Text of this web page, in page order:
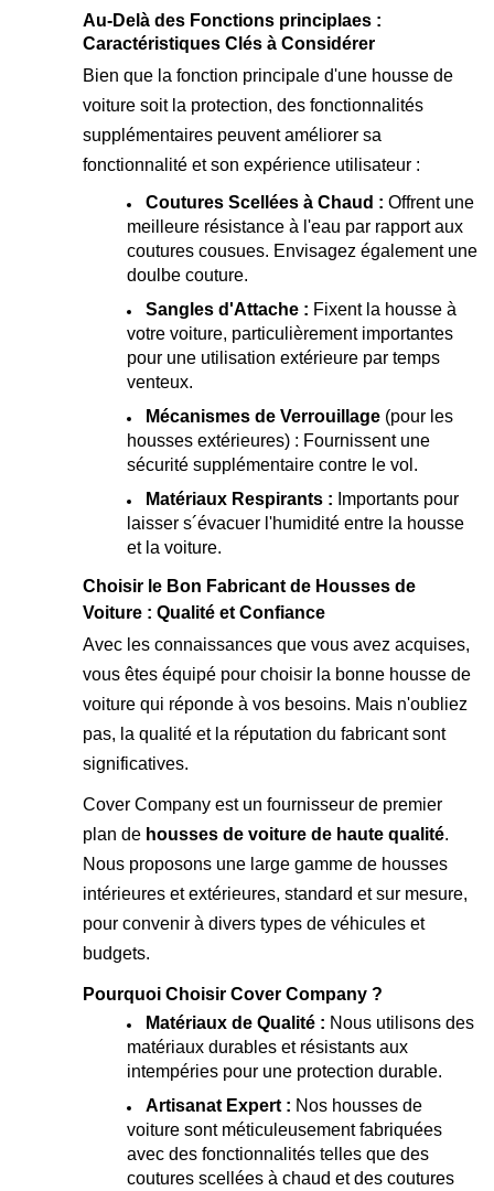
Au-Delà des Fonctions principlaes :
Caractéristiques Clés à Considérer
Bien que la fonction principale d'une housse de
voiture soit la protection, des fonctionnalités
supplémentaires peuvent améliorer sa
fonctionnalité et son expérience utilisateur :
Coutures Scellées à Chaud : Offrent une
meilleure résistance à l'eau par rapport aux
coutures cousues. Envisagez également une
doulbe couture.
Sangles d'Attache : Fixent la housse à
votre voiture, particulièrement importantes
pour une utilisation extérieure par temps
venteux.
Mécanismes de Verrouillage (pour les
housses extérieures) : Fournissent une
sécurité supplémentaire contre le vol.
Matériaux Respirants : Importants pour
laisser s´évacuer l'humidité entre la housse
et la voiture.
Choisir le Bon Fabricant de Housses de
Voiture : Qualité et Confiance
Avec les connaissances que vous avez acquises,
vous êtes équipé pour choisir la bonne housse de
voiture qui réponde à vos besoins. Mais n'oubliez
pas, la qualité et la réputation du fabricant sont
significatives.
Cover Company est un fournisseur de premier
plan de housses de voiture de haute qualité.
Nous proposons une large gamme de housses
intérieures et extérieures, standard et sur mesure,
pour convenir à divers types de véhicules et
budgets.
Pourquoi Choisir Cover Company ?
Matériaux de Qualité : Nous utilisons des
matériaux durables et résistants aux
intempéries pour une protection durable.
Artisanat Expert : Nos housses de
voiture sont méticuleusement fabriquées
avec des fonctionnalités telles que des
coutures scellées à chaud et des coutures